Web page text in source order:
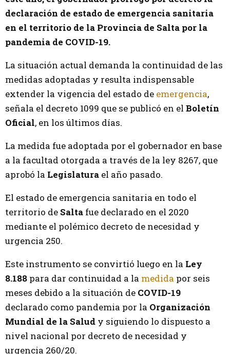
declaración de estado de emergencia sanitaria
en el territorio de la Provincia de Salta por la
pandemia de COVID-19.
La situación actual demanda la continuidad de las
medidas adoptadas y resulta indispensable
extender la vigencia del estado de emergencia,
señala el decreto 1099 que se publicó en el Boletín
Oficial, en los últimos días.
La medida fue adoptada por el gobernador en base
a la facultad otorgada a través de la ley 8267, que
aprobó la Legislatura el año pasado.
El estado de emergencia sanitaria en todo el
territorio de Salta fue declarado en el 2020
mediante el polémico decreto de necesidad y
urgencia 250.
Este instrumento se convirtió luego en la Ley
8.188 para dar continuidad a la medida por seis
meses debido a la situación de COVID-19
declarado como pandemia por la Organización
Mundial de la Salud y siguiendo lo dispuesto a
nivel nacional por decreto de necesidad y
urgencia 260/20.